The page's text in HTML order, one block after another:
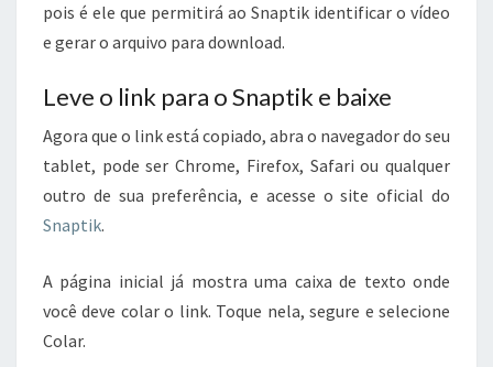
pois é ele que permitirá ao Snaptik identificar o vídeo
e gerar o arquivo para download.
Leve o link para o Snaptik e baixe
Agora que o link está copiado, abra o navegador do seu
tablet, pode ser Chrome, Firefox, Safari ou qualquer
outro de sua preferência, e acesse o site oficial do
Snaptik.
A página inicial já mostra uma caixa de texto onde
você deve colar o link. Toque nela, segure e selecione
Colar.